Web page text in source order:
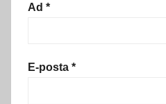
Ad *
E-posta *